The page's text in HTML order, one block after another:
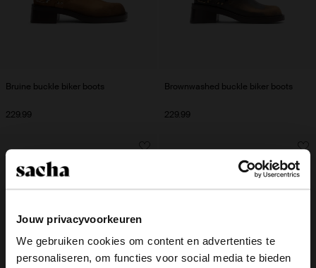
Jouw privacyvoorkeuren
We gebruiken cookies om content en advertenties te
personaliseren, om functies voor social media te bieden
Bruine buckle biker boots
229.99
Brownwashed buckle biker boots
229.99